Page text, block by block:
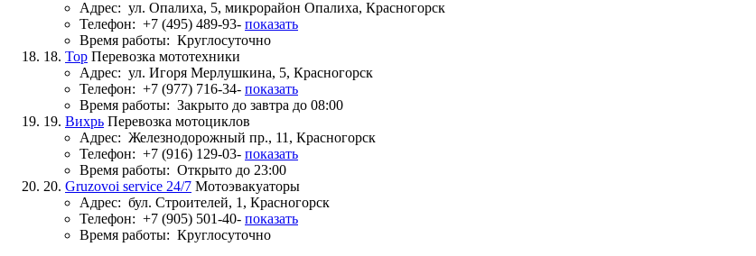
Адрес: ул. Опалиха, 5, микрорайон Опалиха, Красногорск
Телефон: +7 (495) 489-93- показать
Время работы: Круглосуточно
18. Тор Перевозка мототехники
Адрес: ул. Игоря Мерлушкина, 5, Красногорск
Телефон: +7 (977) 716-34- показать
Время работы: Закрыто до завтра до 08:00
19. Вихрь Перевозка мотоциклов
Адрес: Железнодорожный пр., 11, Красногорск
Телефон: +7 (916) 129-03- показать
Время работы: Открыто до 23:00
20. Gruzovoi service 24/7 Мотоэвакуаторы
Адрес: бул. Строителей, 1, Красногорск
Телефон: +7 (905) 501-40- показать
Время работы: Круглосуточно